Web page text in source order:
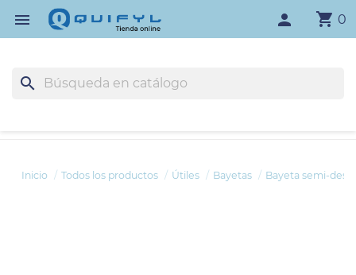
 shopping_cart 0
person
search
Inicio Todos los productos Útiles Bayetas Bayeta semi-